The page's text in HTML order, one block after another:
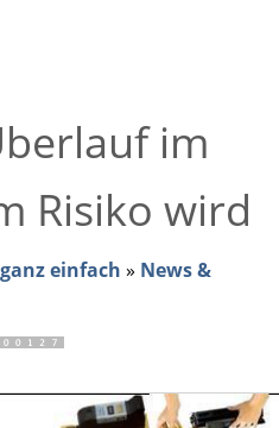
im
Risiko wird
einfach » News &